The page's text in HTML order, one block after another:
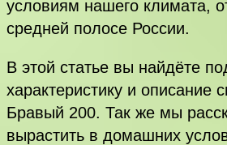
условиям нашего климата,
средней полосе России.
В этой статье вы найдёте
характеристику и описание
Бравый 200. Так же мы
вырастить в домашних